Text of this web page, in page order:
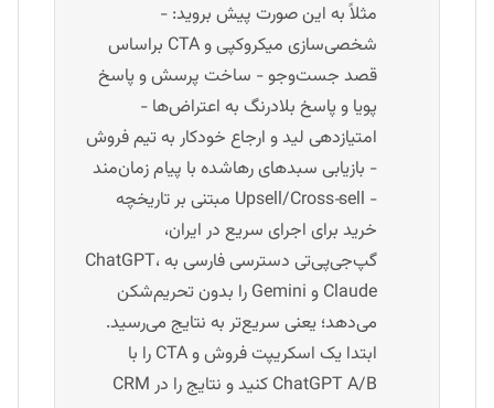
مثلاً به این صورت پیش بروید: -
شخصی‌سازی میکروکپی و CTA براساس
قصد جست‌وجو - ساخت پرسش و پاسخ
پویا و پاسخ بلادرنگ به اعتراض‌ها -
امتیازدهی لید و ارجاع خودکار به تیم فروش
- بازیابی سبدهای رهاشده با پیام زمان‌مند
- Upsell/Cross‑sell مبتنی بر تاریخچه
خرید برای اجرای سریع در ایران،
گپ‌جی‌پی‌تی دسترسی فارسی به ChatGPT،
Claude و Gemini را بدون تحریم‌شکن
می‌دهد؛ یعنی سریع‌تر به نتایج می‌رسید.
ابتدا یک اسکریپت فروش و CTA را با
ChatGPT A/B کنید و نتایج را در CRM